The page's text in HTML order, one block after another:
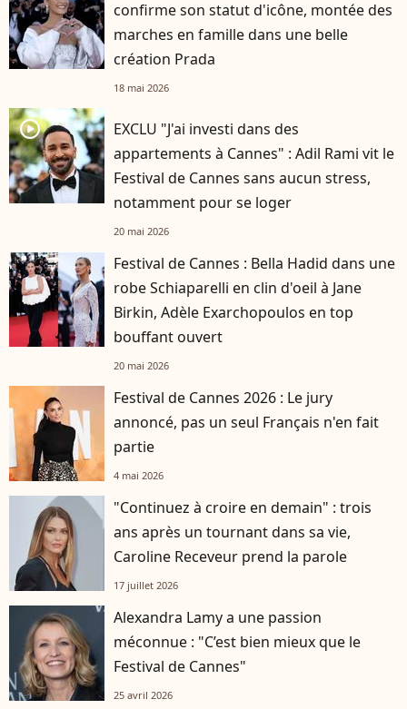
confirme son statut d'icône, montée des
marches en famille dans une belle
création Prada
18 mai 2026
player2
EXCLU "J'ai investi dans des
appartements à Cannes" : Adil Rami vit le
Festival de Cannes sans aucun stress,
notamment pour se loger
20 mai 2026
Festival de Cannes : Bella Hadid dans une
robe Schiaparelli en clin d'oeil à Jane
Birkin, Adèle Exarchopoulos en top
bouffant ouvert
20 mai 2026
Festival de Cannes 2026 : Le jury
annoncé, pas un seul Français n'en fait
partie
4 mai 2026
"Continuez à croire en demain" : trois
ans après un tournant dans sa vie,
Caroline Receveur prend la parole
17 juillet 2026
Alexandra Lamy a une passion
méconnue : "C’est bien mieux que le
Festival de Cannes"
25 avril 2026